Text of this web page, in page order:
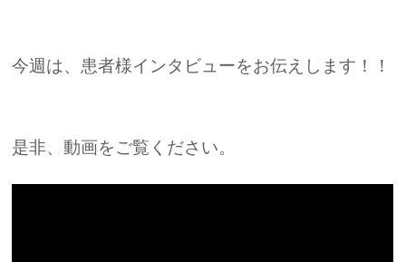
今週は、患者様インタビューをお伝えします！！
是非、動画をご覧ください。